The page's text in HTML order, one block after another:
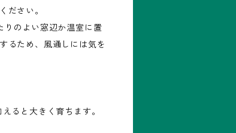
ださい。
のよい窓辺か温室に置
るため、風通しには気を
ると大きく育ちます。